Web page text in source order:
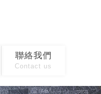
聯絡我們
Contact us